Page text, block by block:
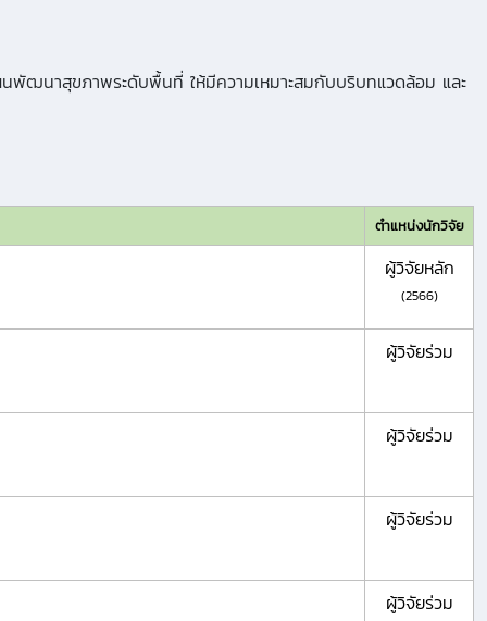
พัฒนาสุขภาพระดับพื้นที่ ให้มีความเหมาะสมกับบริบทแวดล้อม และ
ตำแหน่งนักวิจัย
ผู้วิจัยหลัก
(2566)
ผู้วิจัยร่วม
ผู้วิจัยร่วม
ผู้วิจัยร่วม
ผู้วิจัยร่วม